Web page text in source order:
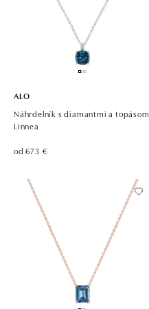
ALO
Náhrdelník s diamantmi a topásom
Linnea
od 673 €